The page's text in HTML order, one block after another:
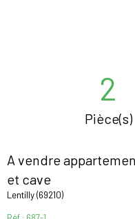
2
Pièce(s)
A vendre
et cave
Lentilly (69210)